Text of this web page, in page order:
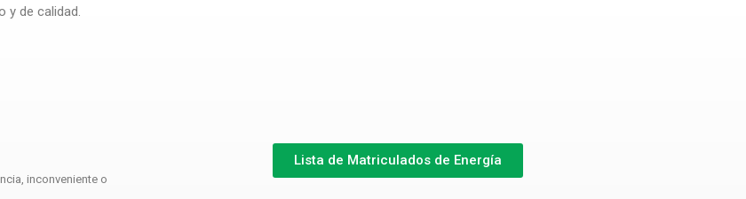
y de calidad.
inconveniente o
Lista de Matriculados de Energía